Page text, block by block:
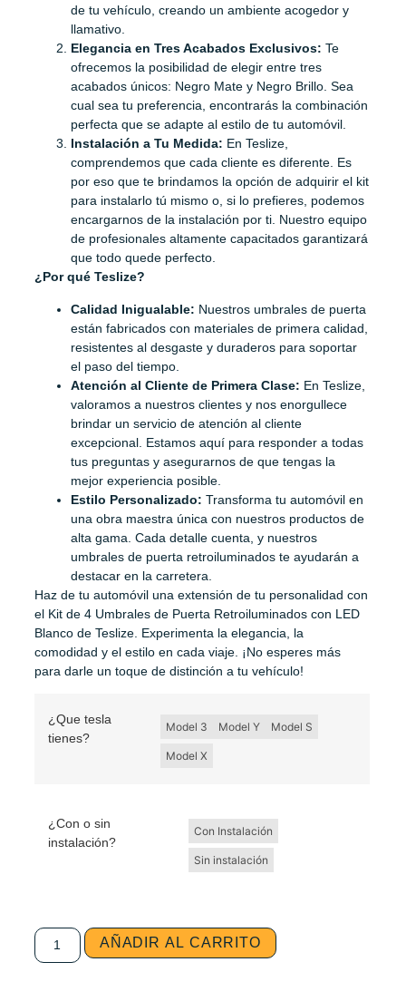
de tu vehículo, creando un ambiente acogedor y
llamativo.
Elegancia en Tres Acabados Exclusivos: Te
ofrecemos la posibilidad de elegir entre tres
acabados únicos: Negro Mate y Negro Brillo. Sea
cual sea tu preferencia, encontrarás la combinación
perfecta que se adapte al estilo de tu automóvil.
Instalación a Tu Medida: En Teslize,
comprendemos que cada cliente es diferente. Es
por eso que te brindamos la opción de adquirir el kit
para instalarlo tú mismo o, si lo prefieres, podemos
encargarnos de la instalación por ti. Nuestro equipo
de profesionales altamente capacitados garantizará
que todo quede perfecto.
¿Por qué Teslize?
Calidad Inigualable: Nuestros umbrales de puerta
están fabricados con materiales de primera calidad,
resistentes al desgaste y duraderos para soportar
el paso del tiempo.
Atención al Cliente de Primera Clase: En Teslize,
valoramos a nuestros clientes y nos enorgullece
brindar un servicio de atención al cliente
excepcional. Estamos aquí para responder a todas
tus preguntas y asegurarnos de que tengas la
mejor experiencia posible.
Estilo Personalizado: Transforma tu automóvil en
una obra maestra única con nuestros productos de
alta gama. Cada detalle cuenta, y nuestros
umbrales de puerta retroiluminados te ayudarán a
destacar en la carretera.
Haz de tu automóvil una extensión de tu personalidad con
el Kit de 4 Umbrales de Puerta Retroiluminados con LED
Blanco de Teslize. Experimenta la elegancia, la
comodidad y el estilo en cada viaje. ¡No esperes más
para darle un toque de distinción a tu vehículo!
¿Que tesla
tienes?
Model 3 Model Y Model S
Model X
¿Con o sin
instalación?
Con Instalación
Sin instalación
AÑADIR AL CARRITO